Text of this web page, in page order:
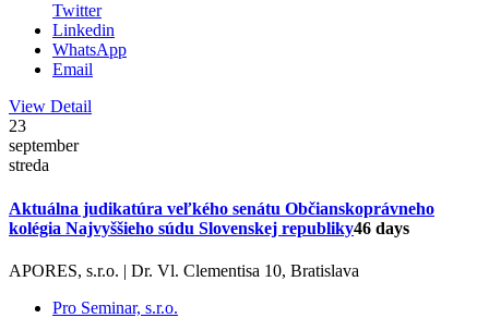
Twitter
Linkedin
WhatsApp
Email
View Detail
23
september
streda
Aktuálna judikatúra veľkého senátu Občianskoprávneho
kolégia Najvyššieho súdu Slovenskej republiky46 days
APORES, s.r.o. | Dr. Vl. Clementisa 10, Bratislava
Pro Seminar, s.r.o.